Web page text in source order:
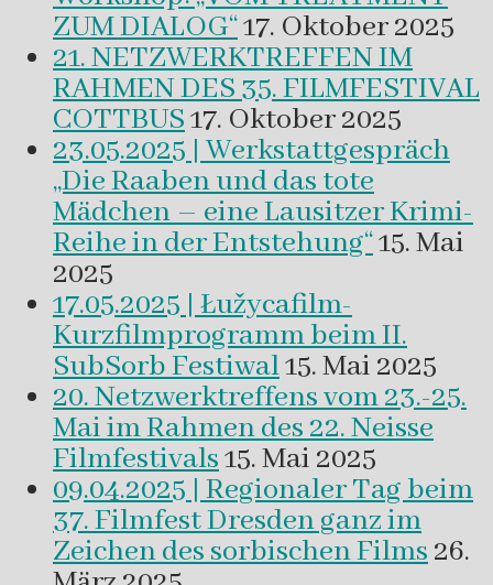
ZUM DIALOG“17. Oktober 2025
21. NETZWERKTREFFEN IM
RAHMEN DES 35. FILMFESTIVAL
COTTBUS17. Oktober 2025
23.05.2025 | Werkstattgespräch
„Die Raaben und das tote
Mädchen – eine Lausitzer Krimi-
Reihe in der Entstehung“15. Mai
2025
17.05.2025 | Łužycafilm-
Kurzfilmprogramm beim II.
SubSorb Festiwal15. Mai 2025
20. Netzwerktreffens vom 23.-25.
Mai im Rahmen des 22. Neisse
Filmfestivals15. Mai 2025
09.04.2025 | Regionaler Tag beim
37. Filmfest Dresden ganz im
Zeichen des sorbischen Films26.